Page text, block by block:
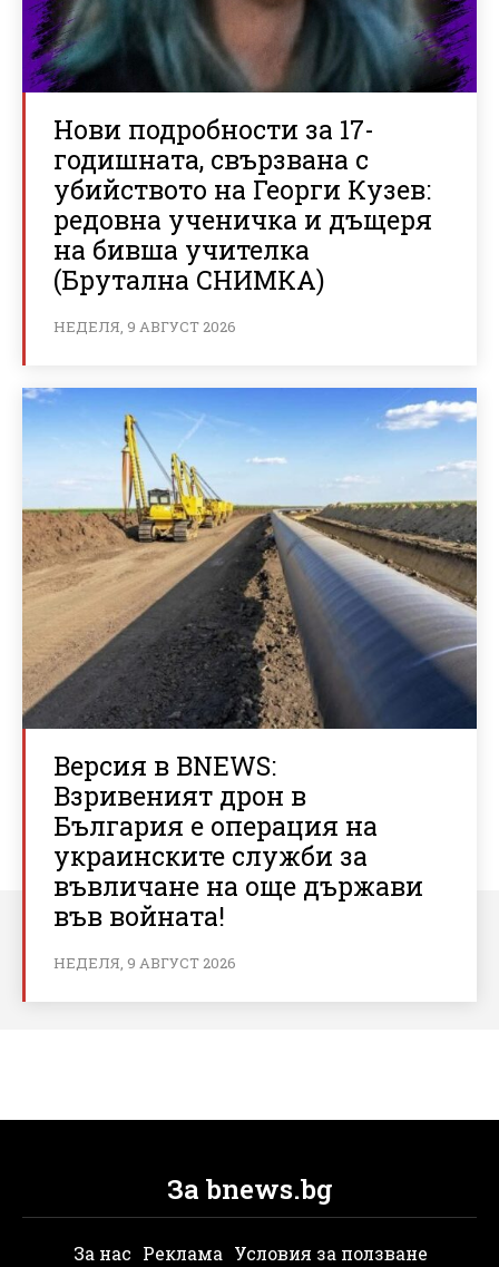
Нови подробности за 17-
годишната, свързвана с
убийството на Георги Кузев:
редовна ученичка и дъщеря
на бивша учителка
(Брутална СНИМКА)
НЕДЕЛЯ, 9 АВГУСТ 2026
Версия в BNEWS:
Взривеният дрон в
България е операция на
украинските служби за
въвличане на още държави
във войната!
НЕДЕЛЯ, 9 АВГУСТ 2026
За bnews.bg
За нас Реклама Условия за ползване